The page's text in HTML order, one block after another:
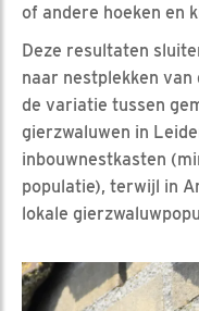
of andere hoeken en
Deze resultaten
naar nestplekken van
de variatie tussen
gierzwaluwen in
inbouwnestkasten
populatie), terwijl in
lokale